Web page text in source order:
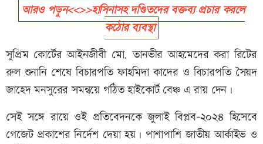
আরও পড়ুন<<>>হাসিনাসহ দণ্ডিতদের বক্তব্য প্রচার করলে
কঠোর ব্যবস্থা
সুপ্রিম কোর্টের আইনজীবী মো. তানভীর আহমেদের করা রিটের
রুল শুনানি শেষে বিচারপতি ফাহমিদা কাদের ও বিচারপতি সৈয়দ
জাহেদ মনসুরের সমন্বয়ে গঠিত হাইকোর্ট বেঞ্চ এ রায় দেন।
সেই সঙ্গে রায়ে ওই প্রতিবেদনকে জুলাই বিপ্লব-২০২৪ হিসেবে
গেজেট প্রকাশের নির্দেশ দেয়া হয়। পাশাপাশি জাতীয় আর্কাইভ ও